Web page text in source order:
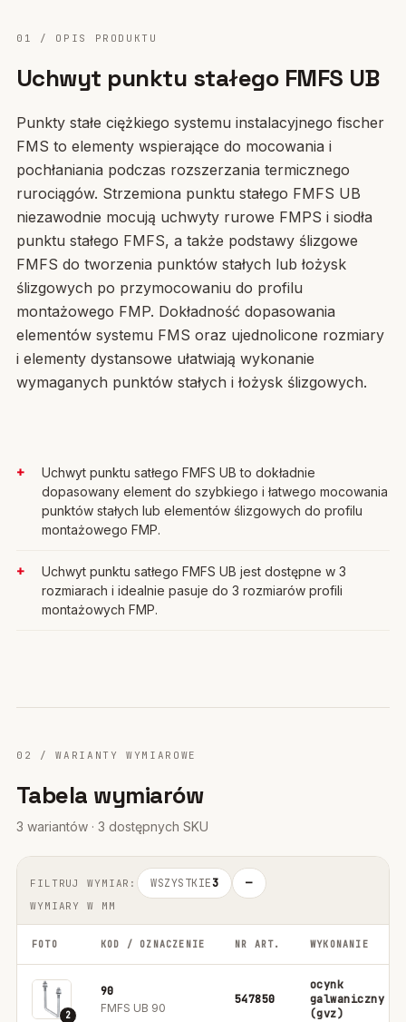
01 / OPIS PRODUKTU
Uchwyt punktu stałego FMFS UB
Punkty stałe ciężkiego systemu instalacyjnego fischer
FMS to elementy wspierające do mocowania i
pochłaniania podczas rozszerzania termicznego
rurociągów. Strzemiona punktu stałego FMFS UB
niezawodnie mocują uchwyty rurowe FMPS i siodła
punktu stałego FMFS, a także podstawy ślizgowe
FMFS do tworzenia punktów stałych lub łożysk
ślizgowych po przymocowaniu do profilu
montażowego FMP. Dokładność dopasowania
elementów systemu FMS oraz ujednolicone rozmiary
i elementy dystansowe ułatwiają wykonanie
wymaganych punktów stałych i łożysk ślizgowych.
Uchwyt punktu satłego FMFS UB to dokładnie
dopasowany element do szybkiego i łatwego mocowania
punktów stałych lub elementów ślizgowych do profilu
montażowego FMP.
Uchwyt punktu satłego FMFS UB jest dostępne w 3
rozmiarach i idealnie pasuje do 3 rozmiarów profili
montażowych FMP.
02 / WARIANTY WYMIAROWE
Tabela wymiarów
3 wariantów · 3 dostępnych SKU
FILTRUJ WYMIAR: WSZYSTKIE3 —
WYMIARY W MM
FOTO KOD / OZNACZENIE NR ART. WYKONANIE
2
90
FMFS UB 90
547850
ocynk
galwaniczny
(gvz)